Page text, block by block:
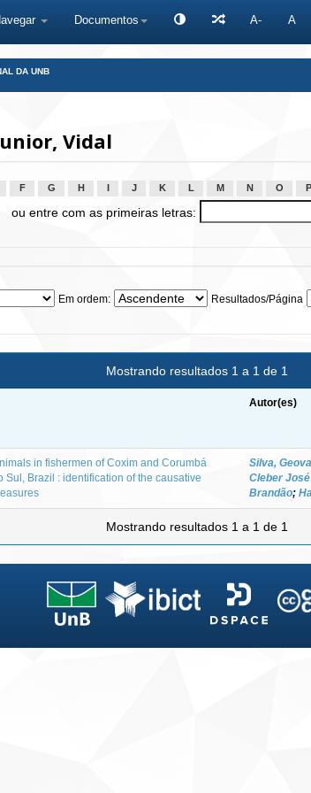
Documentos A- A
DA UNB
Vidal
F G H J K L M N O P
ou entre com as primeiras letras:
Em ordem: Resultados/Página
Mostrando resultados 1 a 1 de 1
Autor(es)
in fishermen of Coxim and Corumbá
Brazil : identification of the causative
Silva,
Cleber
Brandão;
Mostrando resultados 1 a 1 de 1